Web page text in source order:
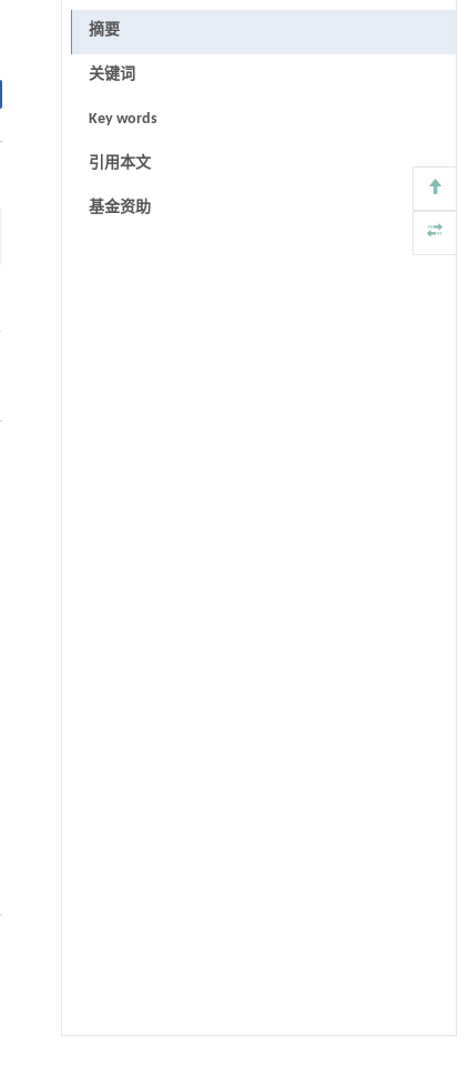
摘要
关键词
Key words
引用本文
基金资助